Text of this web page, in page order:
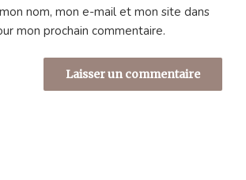
nom, mon e-mail et mon site dans
mon prochain commentaire.